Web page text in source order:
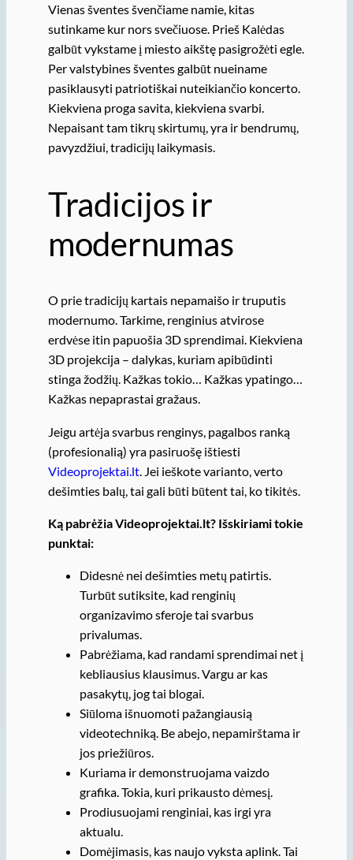
Vienas šventes švenčiame namie, kitas
sutinkame kur nors svečiuose. Prieš Kalėdas
galbūt vykstame į miesto aikštę pasigrožėti egle.
Per valstybines šventes galbūt nueiname
pasiklausyti patriotiškai nuteikiančio koncerto.
Kiekviena proga savita, kiekviena svarbi.
Nepaisant tam tikrų skirtumų, yra ir bendrumų,
pavyzdžiui, tradicijų laikymasis.
Tradicijos ir
modernumas
O prie tradicijų kartais nepamaišo ir truputis
modernumo. Tarkime, renginius atvirose
erdvėse itin papuošia 3D sprendimai. Kiekviena
3D projekcija – dalykas, kuriam apibūdinti
stinga žodžių. Kažkas tokio… Kažkas ypatingo…
Kažkas nepaprastai gražaus.
Jeigu artėja svarbus renginys, pagalbos ranką
(profesionalią) yra pasiruošę ištiesti
Videoprojektai.lt. Jei ieškote varianto, verto
dešimties balų, tai gali būti būtent tai, ko tikitės.
Ką pabrėžia Videoprojektai.lt? Išskiriami tokie
punktai:
Didesnė nei dešimties metų patirtis.
Turbūt sutiksite, kad renginių
organizavimo sferoje tai svarbus
privalumas.
Pabrėžiama, kad randami sprendimai net į
kebliausius klausimus. Vargu ar kas
pasakytų, jog tai blogai.
Siūloma išnuomoti pažangiausią
videotechniką. Be abejo, nepamirštama ir
jos priežiūros.
Kuriama ir demonstruojama vaizdo
grafika. Tokia, kuri prikausto dėmesį.
Prodiusuojami renginiai, kas irgi yra
aktualu.
Domėjimasis, kas naujo vyksta aplink. Tai